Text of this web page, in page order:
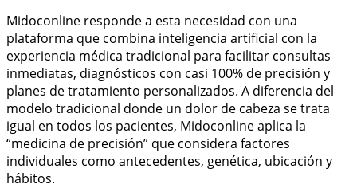
Midoconline responde a esta necesidad con una
plataforma que combina inteligencia artificial con la
experiencia médica tradicional para facilitar consultas
inmediatas, diagnósticos con casi 100% de precisión y
planes de tratamiento personalizados. A diferencia del
modelo tradicional donde un dolor de cabeza se trata
igual en todos los pacientes, Midoconline aplica la
“medicina de precisión” que considera factores
individuales como antecedentes, genética, ubicación y
hábitos.